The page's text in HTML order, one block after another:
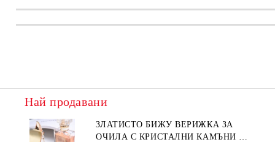
Най продавани
ЗЛАТИСТО БИЖУ ВЕРИЖКА ЗА
ОЧИЛА С КРИСТАЛНИ КАМЪНИ И